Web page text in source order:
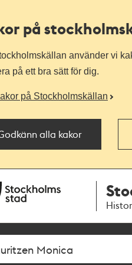
på
använder vi
på ett bra sätt för dig.
på Stockholmskällan
alla kakor